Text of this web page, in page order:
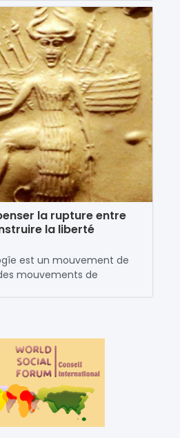
la rupture entre
la liberté
est un mouvement de
mouvements de